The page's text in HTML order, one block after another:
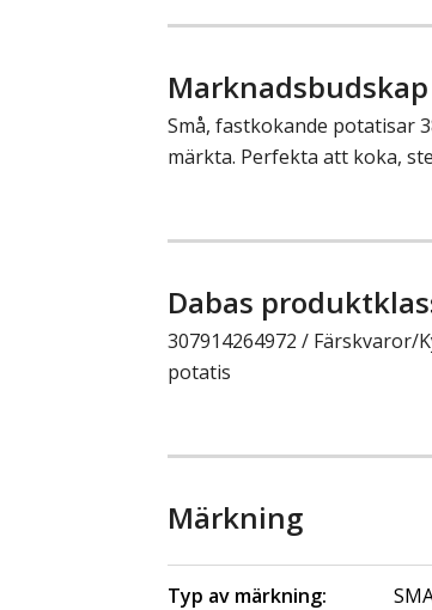
Marknadsbudskap
Små, fastkokande potatisar
märkta. Perfekta att koka,
Dabas
307914264972 / Färskvaror/
potatis
Märkning
Typ av märkning: